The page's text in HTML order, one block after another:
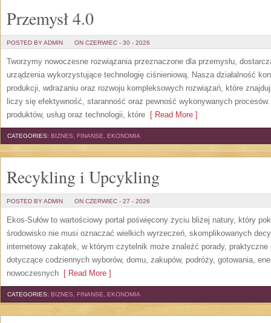
Przemysł 4.0
POSTED BY ADMIN ON CZERWIEC - 30 - 2026
Tworzymy nowoczesne rozwiązania przeznaczone dla przemysłu,
urządzenia wykorzystujące technologię ciśnieniową. Nasza działalność
produkcji, wdrażaniu oraz rozwoju kompleksowych rozwiązań, które
liczy się efektywność, staranność oraz pewność wykonywanych
produktów, usług oraz technologii, które [ Read More ]
CATEGORIES: BIZNES, FINANSE, EKONOMIA
Recykling i Upcykling
POSTED BY ADMIN ON CZERWIEC - 27 - 2026
Ekos-Sułów to wartościowy portal poświęcony życiu bliżej natury, który
środowisko nie musi oznaczać wielkich wyrzeczeń, skomplikowanych
internetowy zakątek, w którym czytelnik może znaleźć porady,
dotyczące codziennych wyborów, domu, zakupów, podróży, gotowania,
nowoczesnych [ Read More ]
CATEGORIES: BIZNES, FINANSE, EKONOMIA